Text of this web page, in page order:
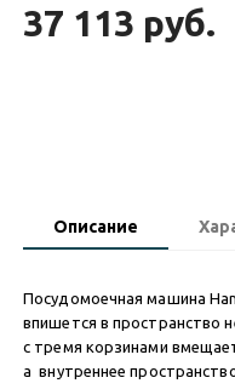
37 113 руб.
Описание
Посудомоечная машина
впишется в пространство
с тремя корзинами
а внутреннее